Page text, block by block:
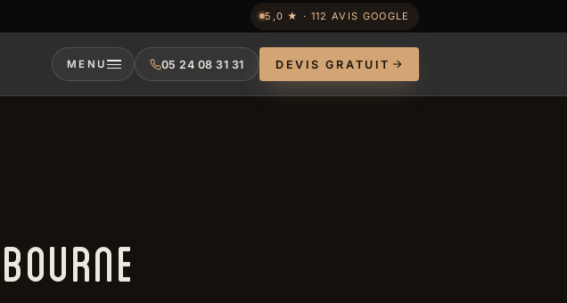
5,0 ★ · 112 AVIS GOOGLE
MENU 05 24 08 31 31 DEVIS GRATUIT